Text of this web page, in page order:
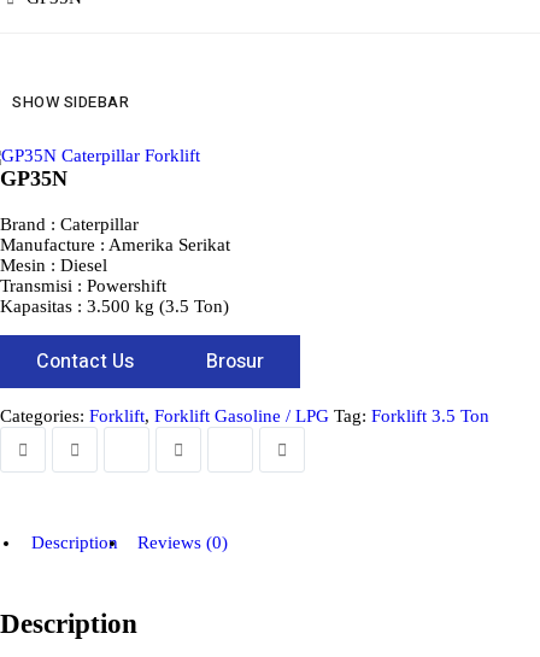
SHOW SIDEBAR
GP35N
Brand : Caterpillar
Manufacture : Amerika Serikat
Mesin : Diesel
Transmisi : Powershift
Kapasitas : 3.500 kg (3.5 Ton)
Contact Us Brosur
Categories: Forklift, Forklift Gasoline / LPG Tag: Forklift 3.5 Ton
Description Reviews (0)
Description